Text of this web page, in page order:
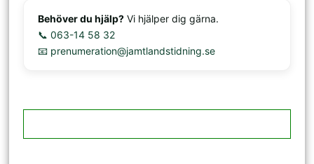
Behöver du hjälp? Vi hjälper dig gärna.
📞 063-14 58 32
📧 prenumeration@jamtlandstidning.se